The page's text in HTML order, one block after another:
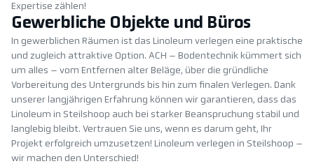
Expertise zählen!
Gewerbliche Objekte und Büros
In gewerblichen Räumen ist das Linoleum verlegen eine praktische
und zugleich attraktive Option. ACH – Bodentechnik kümmert sich
um alles – vom Entfernen alter Beläge, über die gründliche
Vorbereitung des Untergrunds bis hin zum finalen Verlegen. Dank
unserer langjährigen Erfahrung können wir garantieren, dass das
Linoleum in Steilshoop auch bei starker Beanspruchung stabil und
langlebig bleibt. Vertrauen Sie uns, wenn es darum geht, Ihr
Projekt erfolgreich umzusetzen! Linoleum verlegen in Steilshoop –
wir machen den Unterschied!